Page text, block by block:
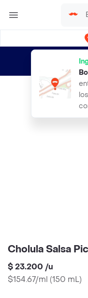
envíos
Cholula Salsa
$ 23.200 /u
$154.67/ml (150 mL)